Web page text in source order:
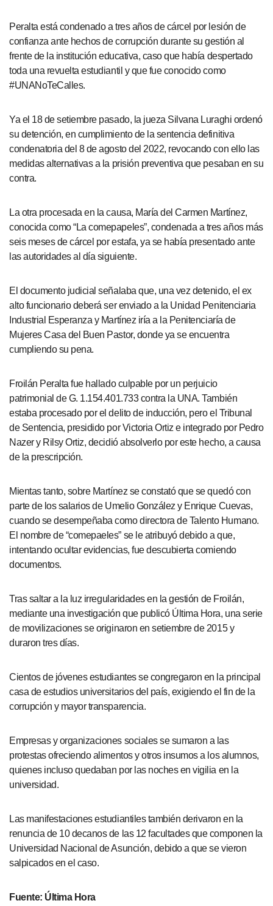
Peralta está condenado a tres años de cárcel por lesión de
confianza ante hechos de corrupción durante su gestión al
frente de la institución educativa, caso que había despertado
toda una revuelta estudiantil y que fue conocido como
#UNANoTeCalles.
Ya el 18 de setiembre pasado, la jueza Silvana Luraghi ordenó
su detención, en cumplimiento de la sentencia definitiva
condenatoria del 8 de agosto del 2022, revocando con ello las
medidas alternativas a la prisión preventiva que pesaban en su
contra.
La otra procesada en la causa, María del Carmen Martínez,
conocida como “La comepapeles”, condenada a tres años más
seis meses de cárcel por estafa, ya se había presentado ante
las autoridades al día siguiente.
El documento judicial señalaba que, una vez detenido, el ex
alto funcionario deberá ser enviado a la Unidad Penitenciaria
Industrial Esperanza y Martínez iría a la Penitenciaría de
Mujeres Casa del Buen Pastor, donde ya se encuentra
cumpliendo su pena.
Froilán Peralta fue hallado culpable por un perjuicio
patrimonial de G. 1.154.401.733 contra la UNA. También
estaba procesado por el delito de inducción, pero el Tribunal
de Sentencia, presidido por Victoria Ortiz e integrado por Pedro
Nazer y Rilsy Ortiz, decidió absolverlo por este hecho, a causa
de la prescripción.
Mientas tanto, sobre Martínez se constató que se quedó con
parte de los salarios de Umelio González y Enrique Cuevas,
cuando se desempeñaba como directora de Talento Humano.
El nombre de “comepaeles” se le atribuyó debido a que,
intentando ocultar evidencias, fue descubierta comiendo
documentos.
Tras saltar a la luz irregularidades en la gestión de Froilán,
mediante una investigación que publicó Última Hora, una serie
de movilizaciones se originaron en setiembre de 2015 y
duraron tres días.
Cientos de jóvenes estudiantes se congregaron en la principal
casa de estudios universitarios del país, exigiendo el fin de la
corrupción y mayor transparencia.
Empresas y organizaciones sociales se sumaron a las
protestas ofreciendo alimentos y otros insumos a los alumnos,
quienes incluso quedaban por las noches en vigilia en la
universidad.
Las manifestaciones estudiantiles también derivaron en la
renuncia de 10 decanos de las 12 facultades que componen la
Universidad Nacional de Asunción, debido a que se vieron
salpicados en el caso.
Fuente: Última Hora